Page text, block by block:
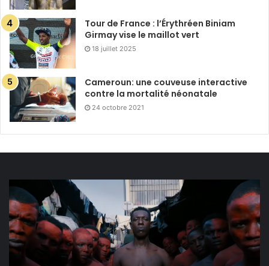
Tour de France : l’Érythréen Biniam
Girmay vise le maillot vert
18 juillet 2025
Cameroun: une couveuse interactive
contre la mortalité néonatale
24 octobre 2021
Cameroun :
la
musique
comme
catharsis
à